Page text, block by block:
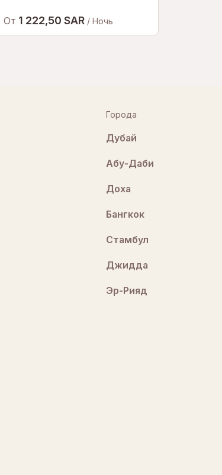
От 1 222,50 SAR / Ночь
Города
Дубай
Абу-Даби
Доха
Бангкок
Стамбул
Джидда
Эр-Рияд